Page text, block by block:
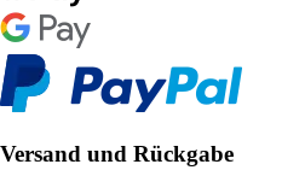
Versand und Rückgabe